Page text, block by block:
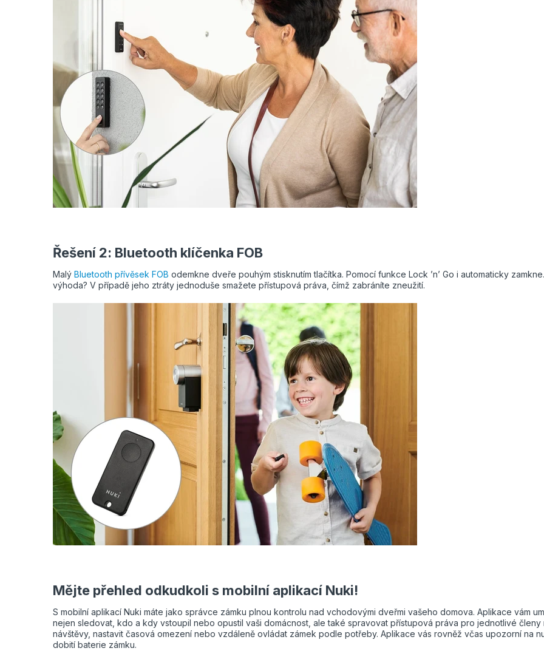
Řešení 2: Bluetooth klíčenka FOB
Malý Bluetooth přívěsek FOB odemkne dveře pouhým stisknutím tlačítka. Pomocí funkce Lock ’n’ Go i automaticky
výhoda? V případě jeho ztráty jednoduše smažete přístupová práva, čímž zabráníte zneužití.
Mějte přehled odkudkoli s mobilní aplikací Nuki!
S mobilní aplikací Nuki máte jako správce zámku plnou kontrolu nad vchodovými dveřmi vašeho domova. Aplikace vám
nejen sledovat, kdo a kdy vstoupil nebo opustil vaši domácnost, ale také spravovat přístupová práva pro jednotlivé členy
návštěvy, nastavit časová omezení nebo vzdáleně ovládat zámek podle potřeby. Aplikace vás rovněž včas upozorní na
dobití baterie zámku.